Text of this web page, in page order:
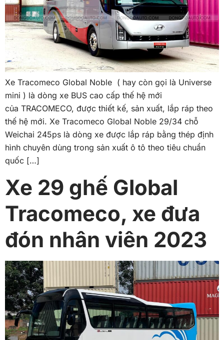
Xe Tracomeco Global Noble ( hay còn gọi là Universe
mini ) là dòng xe BUS cao cấp thế hệ mới
của TRACOMECO, được thiết kế, sản xuất, lắp ráp theo
thế hệ mới. Xe Tracomeco Global Noble 29/34 chỗ
Weichai 245ps là dòng xe được lắp ráp bằng thép định
hình chuyên dùng trong sản xuất ô tô theo tiêu chuẩn
quốc […]
Xe 29 ghế Global
Tracomeco, xe đưa
đón nhân viên 2023